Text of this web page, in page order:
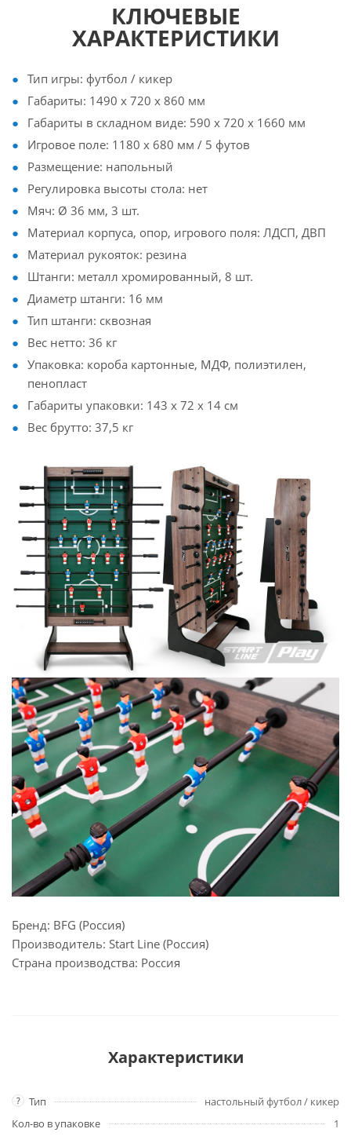
КЛЮЧЕВЫЕ
ХАРАКТЕРИСТИКИ
Тип игры: футбол / кикер
Габариты: 1490 х 720 х 860 мм
Габариты в складном виде: 590 х 720 х 1660 мм
Игровое поле: 1180 х 680 мм / 5 футов
Размещение: напольный
Регулировка высоты стола: нет
Мяч: Ø 36 мм, 3 шт.
Материал корпуса, опор, игрового поля: ЛДСП, ДВП
Материал рукояток: резина
Штанги: металл хромированный, 8 шт.
Диаметр штанги: 16 мм
Тип штанги: сквозная
Вес нетто: 36 кг
Упаковка: короба картонные, МДФ, полиэтилен,
пенопласт
Габариты упаковки: 143 x 72 x 14 см
Вес брутто: 37,5 кг
Бренд: BFG (Россия)
Производитель: Start Line (Россия)
Страна производства: Россия
Характеристики
? Тип
настольный футбол / кикер
Кол-во в упаковке
1